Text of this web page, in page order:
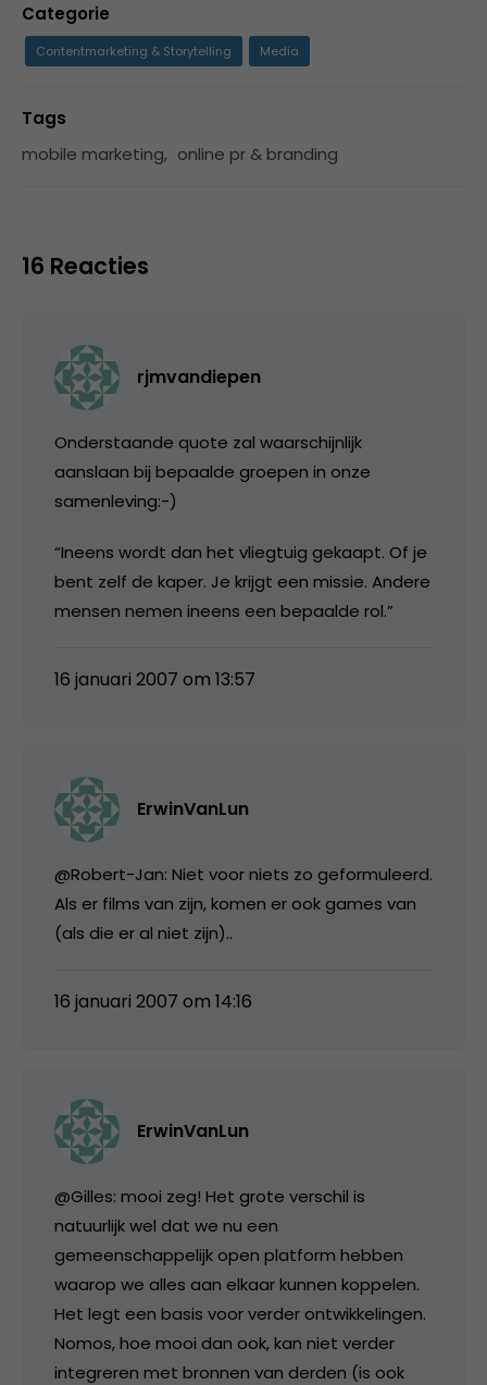
Categorie
Contentmarketing & Storytelling Media
Tags
mobile marketing, online pr & branding
16 Reacties
rjmvandiepen
Onderstaande quote zal waarschijnlijk
aanslaan bij bepaalde groepen in onze
samenleving:-)
“Ineens wordt dan het vliegtuig gekaapt. Of je
bent zelf de kaper. Je krijgt een missie. Andere
mensen nemen ineens een bepaalde rol.”
16 januari 2007 om 13:57
ErwinVanLun
@Robert-Jan: Niet voor niets zo geformuleerd.
Als er films van zijn, komen er ook games van
(als die er al niet zijn)..
16 januari 2007 om 14:16
ErwinVanLun
@Gilles: mooi zeg! Het grote verschil is
natuurlijk wel dat we nu een
gemeenschappelijk open platform hebben
waarop we alles aan elkaar kunnen koppelen.
Het legt een basis voor verder ontwikkelingen.
Nomos, hoe mooi dan ook, kan niet verder
integreren met bronnen van derden (is ook